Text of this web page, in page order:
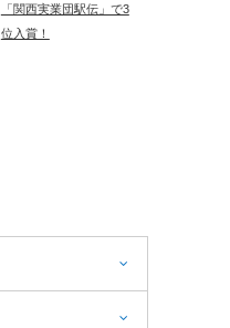
「関西実業団駅伝」で3
位入賞！